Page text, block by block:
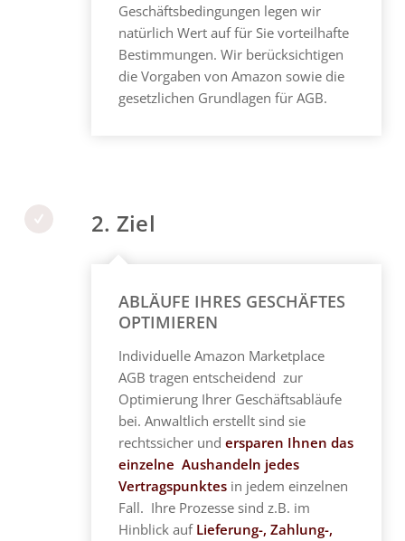
Geschäftsbedingungen legen wir
natürlich Wert auf für Sie vorteilhafte
Bestimmungen. Wir berücksichtigen
die Vorgaben von Amazon sowie die
gesetzlichen Grundlagen für AGB.
2. Ziel
ABLÄUFE IHRES GESCHÄFTES
OPTIMIEREN
Individuelle Amazon Marketplace
AGB tragen entscheidend zur
Optimierung Ihrer Geschäftsabläufe
bei. Anwaltlich erstellt sind sie
rechtssicher undersparen Ihnen das
einzelne Aushandeln jedes
Vertragspunktes in jedem einzelnen
Fall. Ihre Prozesse sind z.B. im
Hinblick auf Lieferung-, Zahlung-,